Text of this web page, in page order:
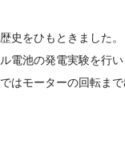
史をひもときました。
電池の発電実験を行い
モーターの回転ま